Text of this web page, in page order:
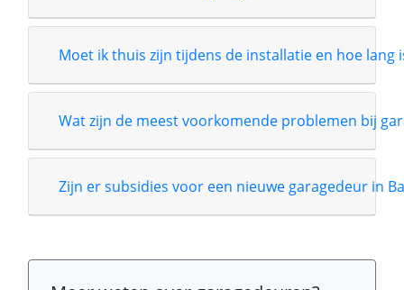
Moet ik thuis zijn tijdens de installatie en hoe lang
Wat zijn de meest voorkomende problemen bij
Zijn er subsidies voor een nieuwe garagedeur in